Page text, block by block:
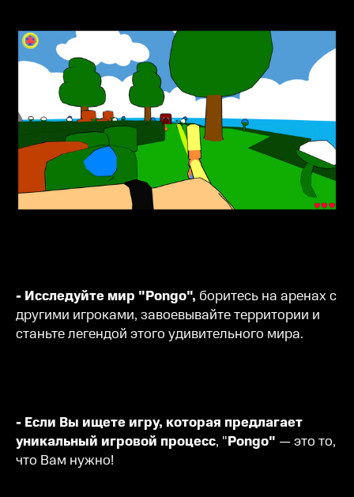
- Исследуйте мир "Pongo", боритесь на аренах с
другими игроками, завоевывайте территории и
станьте легендой этого удивительного мира.
- Если Вы ищете игру, которая предлагает
уникальный игровой процесс, "Pongo" — это то,
что Вам нужно!